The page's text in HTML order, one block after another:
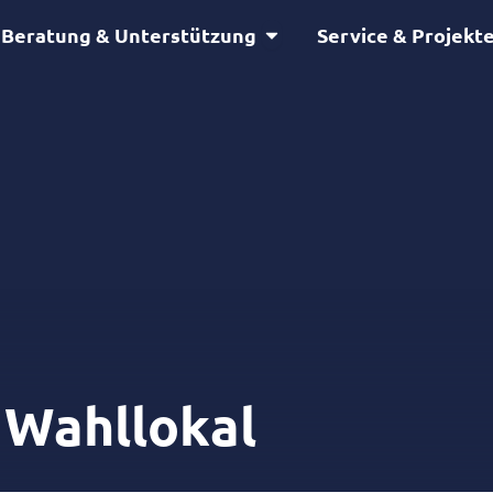
Beratung & Unterstützung Öffne Beratung &
Service & Projekte